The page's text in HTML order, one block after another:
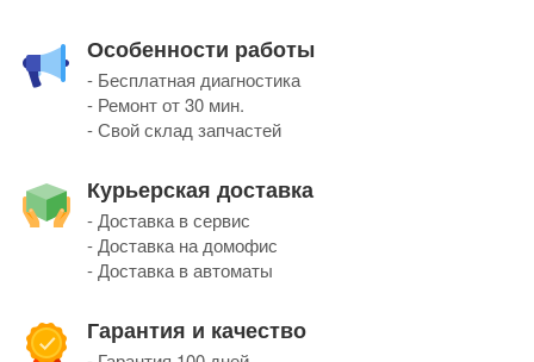
Особенности работы
- Бесплатная диагностика
- Ремонт от 30 мин.
- Свой склад запчастей
Курьерская доставка
- Доставка в сервис
- Доставка на домофис
- Доставка в автоматы
Гарантия и качество